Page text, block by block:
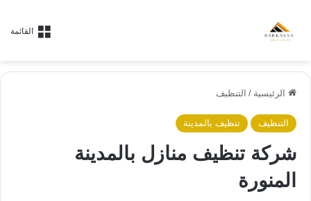
القائمة
الرئيسية / التنظيف
التنظيف تنظيف بالمدينة
شركة تنظيف منازل بالمدينة
المنورة